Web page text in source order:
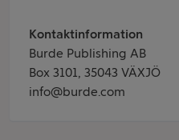
Kontaktinformation
Burde Publishing AB
Box 3101, 35043 VÄXJÖ
info@burde.com